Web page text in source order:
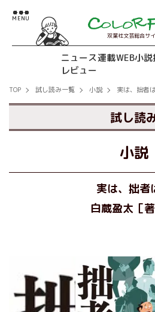
双葉社文芸総合サ
ニュース連載WEB小
レビュー
TOP 試し読み一覧 小説 実は、拙者は
試し読
小説
実は、拙者
白蔵盈太［著